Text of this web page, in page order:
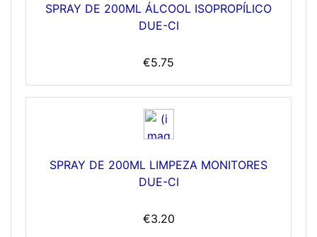
SPRAY DE 200ML ÁLCOOL ISOPROPÍLICO
DUE-CI
€5.75
SPRAY DE 200ML LIMPEZA MONITORES
DUE-CI
€3.20